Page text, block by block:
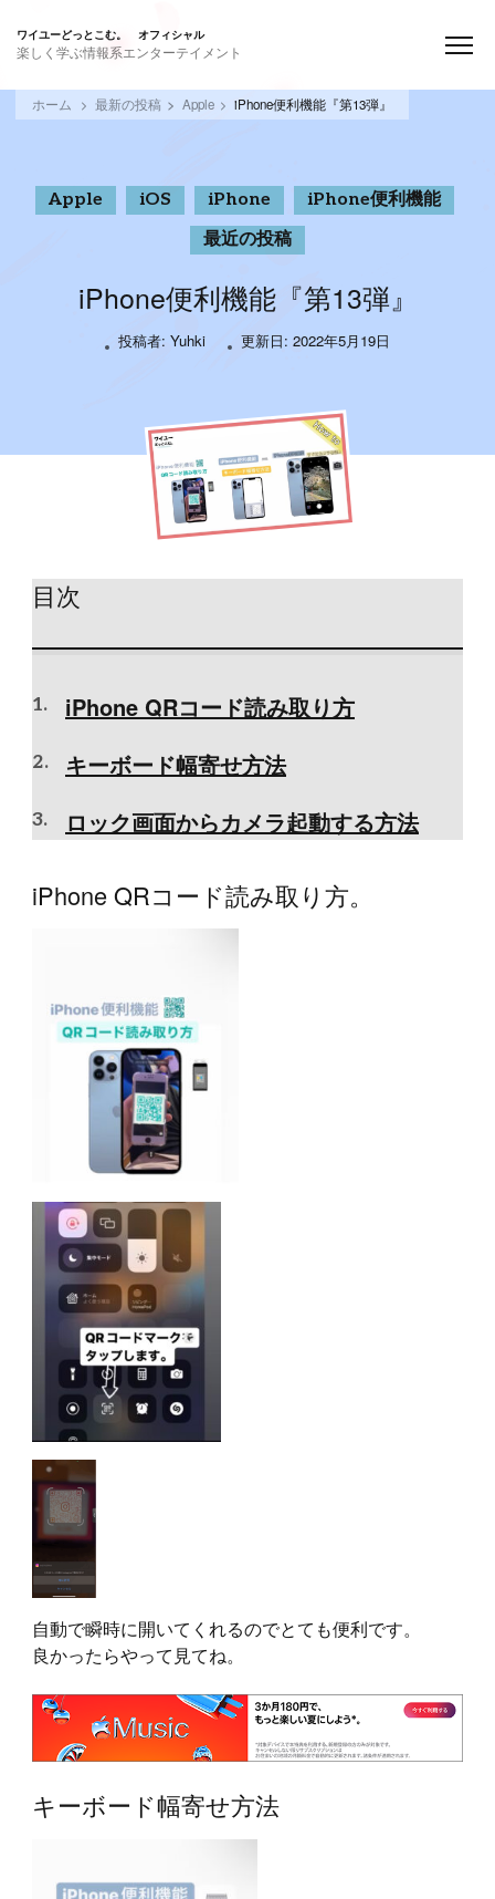
ワイユーどっとこむ。 オフィシャル
楽しく学ぶ情報系エンターテイメント
ホーム 最新の投稿 Apple iPhone便利機能『第13弾』
Apple iOS iPhone
iPhone便利機能
最近の投稿
iPhone便利機能『第13弾』
投稿者: Yuhki 更新日: 2022年5月19日
目次
iPhone QRコード読み取り方
キーボード幅寄せ方法
ロック画面からカメラ起動する方法
iPhone QRコード読み取り方。
自動で瞬時に開いてくれるのでとても便利です。
良かったらやって見てね。
キーボード幅寄せ方法